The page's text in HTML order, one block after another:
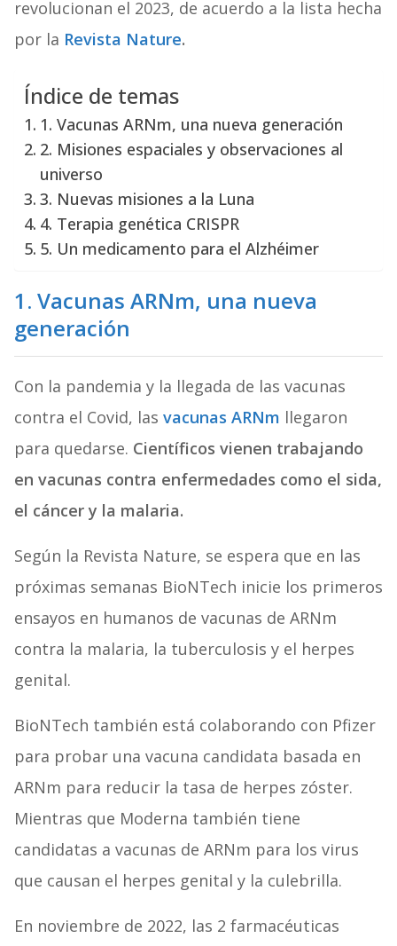
revolucionan el 2023, de acuerdo a la lista hecha
por la Revista Nature.
Índice de temas
1. Vacunas ARNm, una nueva generación
2. Misiones espaciales y observaciones al
universo
3. Nuevas misiones a la Luna
4. Terapia genética CRISPR
5. Un medicamento para el Alzhéimer
1. Vacunas ARNm, una nueva
generación
Con la pandemia y la llegada de las vacunas
contra el Covid, las vacunas ARNm llegaron
para quedarse. Científicos vienen trabajando
en vacunas contra enfermedades como el sida,
el cáncer y la malaria.
Según la Revista Nature, se espera que en las
próximas semanas BioNTech inicie los primeros
ensayos en humanos de vacunas de ARNm
contra la malaria, la tuberculosis y el herpes
genital.
BioNTech también está colaborando con Pfizer
para probar una vacuna candidata basada en
ARNm para reducir la tasa de herpes zóster.
Mientras que Moderna también tiene
candidatas a vacunas de ARNm para los virus
que causan el herpes genital y la culebrilla.
En noviembre de 2022, las 2 farmacéuticas